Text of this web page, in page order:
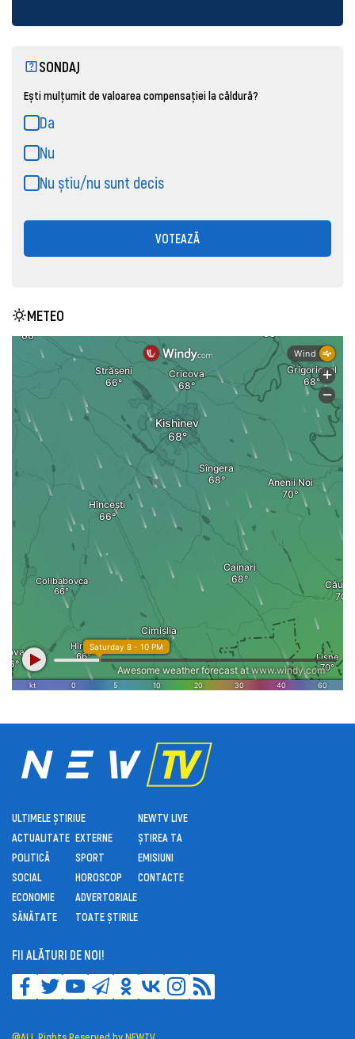
SONDAJ
Ești mulțumit de valoarea compensației la căldură?
Da
Nu
Nu știu/nu sunt decis
VOTEAZĂ
METEO
ULTIMELE ȘTIRI
ACTUALITATE
POLITICĂ
SOCIAL
ECONOMIE
SĂNĂTATE
UE
EXTERNE
SPORT
HOROSCOP
ADVERTORIALE
TOATE ȘTIRILE
NEWTV LIVE
ȘTIREA TA
EMISIUNI
CONTACTE
FII ALĂTURI DE NOI!